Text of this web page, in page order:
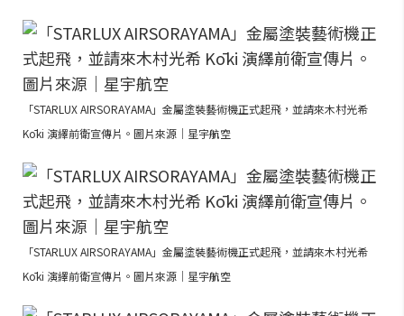
「STARLUX AIRSORAYAMA」金屬塗裝藝術機正式起飛，並請來木村光希
Kōki 演繹前衛宣傳片。圖片來源｜星宇航空
「STARLUX AIRSORAYAMA」金屬塗裝藝術機正式起飛，並請來木村光希
Kōki 演繹前衛宣傳片。圖片來源｜星宇航空